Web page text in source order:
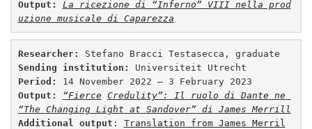
Output: La ricezione di “Inferno” VIII nella prod
uzione musicale di Caparezza
Researcher:
Sending institution:
Period:
Output:
“Fierce Credulity”: Il ruolo di Dante ne
“The Changing Light at Sandover” di James Merrill
Additional output : Translation from James Merril